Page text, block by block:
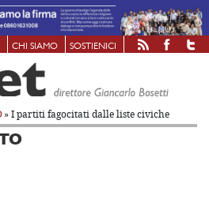
CHI SIAMO SOSTIENICI
» I partiti fagocitati dalle liste civiche